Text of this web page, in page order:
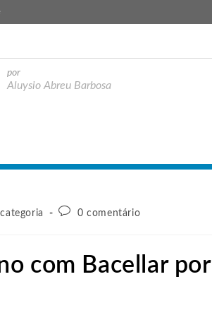
por
Aluysio Abreu Barbosa
0 comentário
com Bacellar por